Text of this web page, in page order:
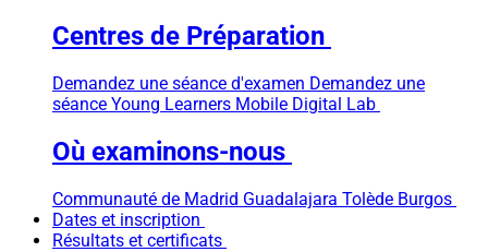
Centres de Préparation
Demandez une séance d'examen Demandez une
séance Young Learners Mobile Digital Lab
Où examinons-nous
Communauté de Madrid Guadalajara Tolède Burgos
Dates et inscription
Résultats et certificats